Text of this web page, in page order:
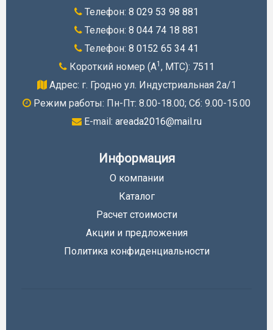
Телефон: 8 029 53 98 881
Телефон: 8 044 74 18 881
Телефон: 8 0152 65 34 41
Короткий номер (A1 , МТС): 7511
Адрес: г. Гродно ул. Индустриальная 2а/1
Режим работы: Пн-Пт: 8.00-18.00; Cб: 9.00-15.00
E-mail: areada2016@mail.ru
Информация
О компании
Каталог
Расчет стоимости
Акции и предложения
Политика конфиденциальности